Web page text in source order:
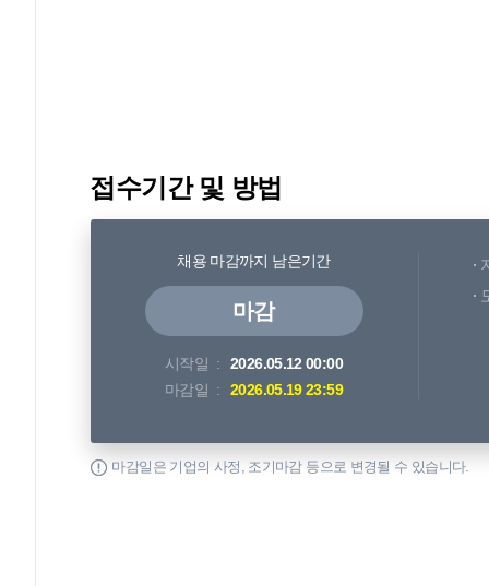
접수기간 및 방법
채용 마감까지 남은기간
마감
시작일
2026.05.12 00:00
마감일
2026.05.19 23:59
마감일은 기업의 사정, 조기마감 등으로 변경될 수 있습니다.